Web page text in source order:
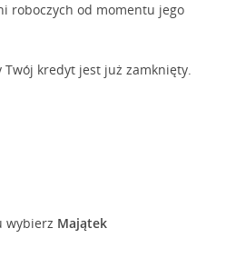
roboczych od momentu jego
Twój kredyt jest już zamknięty.
wybierz Majątek